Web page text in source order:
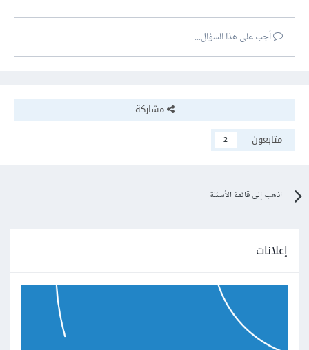
أجب على هذا السؤال...
مشاركة
متابعون
2
اذهب إلى قائمة الأسئلة
إعلانات